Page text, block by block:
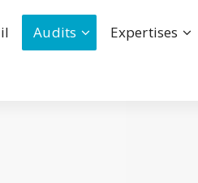
Audits Expertises